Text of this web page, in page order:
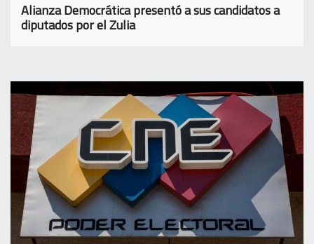
Alianza Democrática presentó a sus candidatos a
diputados por el Zulia